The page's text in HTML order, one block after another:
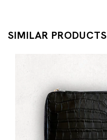
SIMILAR PRODUCTS